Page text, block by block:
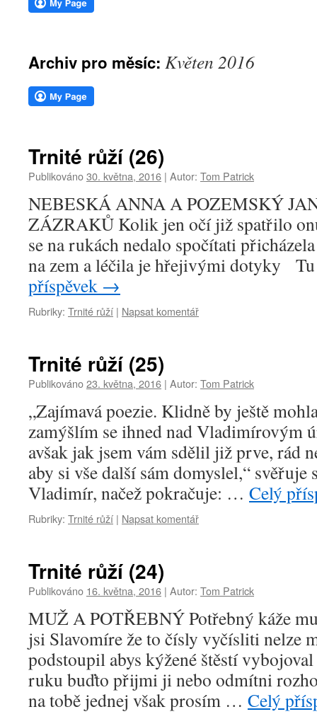
webu
Archiv pro měsíc: Květen 2016
Trnité růží (26)
Publikováno30. května, 2016 | Autor: Tom Patrick
NEBESKÁ ANNA A POZEMSKÝ
ZÁZRAKŮ Kolik jen očí již spatřilo
se na rukách nedalo spočítati
na zem a léčila je hřejivými dotyky
příspěvek →
Rubriky: Trnité růží | Napsat komentář
Trnité růží (25)
Publikováno23. května, 2016 | Autor: Tom Patrick
„Zajímavá poezie. Klidně by ještě
zamýšlím se ihned nad Vladimírovým
avšak jak jsem vám sdělil již prve, rád
aby si vše další sám domyslel,“ svěřuje
Vladimír, načež pokračuje: … Celý
Rubriky: Trnité růží | Napsat komentář
Trnité růží (24)
Publikováno 16. května, 2016 | Autor: Tom Patrick
MUŽ A POTŘEBNÝ Potřebný káže
jsi Slavomíre že to čísly vyčísliti nelze
podstoupil abys kýžené štěstí
ruku buďto přijmi ji nebo odmítni
na tobě jednej však prosím … Celý